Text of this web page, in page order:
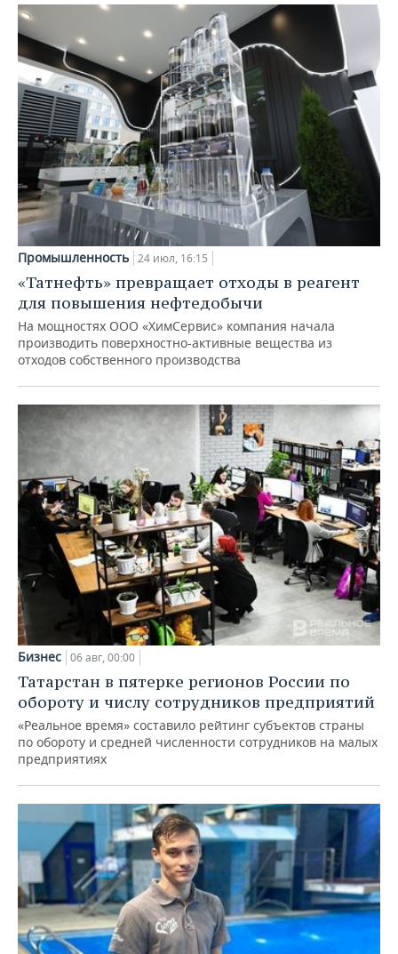
Промышленность 24 июл, 16:15
«Татнефть» превращает отходы в реагент
для повышения нефтедобычи
На мощностях ООО «ХимСервис» компания начала
производить поверхностно-активные вещества из
отходов собственного производства
Бизнес 06 авг, 00:00
Татарстан в пятерке регионов России по
обороту и числу сотрудников предприятий
«Реальное время» составило рейтинг субъектов страны
по обороту и средней численности сотрудников на малых
предприятиях